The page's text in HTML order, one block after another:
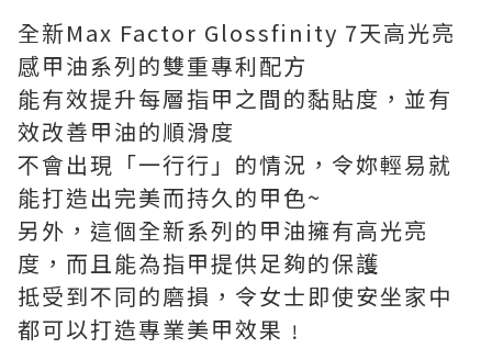
全新Max Factor Glossfinity 7天高光亮
感甲油系列的雙重專利配方
能有效提升每層指甲之間的黏貼度，並有
效改善甲油的順滑度
不會出現「一行行」的情況，令妳輕易就
能打造出完美而持久的甲色~
另外，這個全新系列的甲油擁有高光亮
度，而且能為指甲提供足夠的保護
抵受到不同的磨損，令女士即使安坐家中
都可以打造專業美甲效果﹗